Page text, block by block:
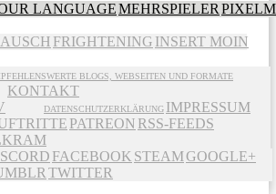
LANGUAGEMEHRSPIELER
FRIGHTENING INSERT MOIN
BLOGS, WEBSEITEN UND FORMATE
KONTAKT
DATENSCHUTZERKLÄRUNG IMPRESSUM
PATREON RSS-FEEDS
FACEBOOK STEAMGOOGLE+
TWITTER